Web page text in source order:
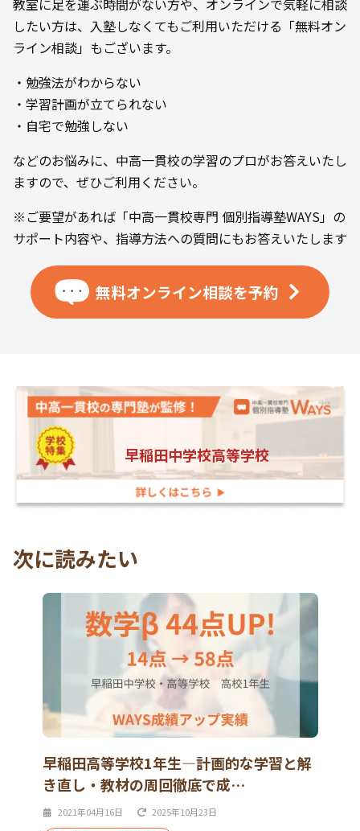
したい方は、入塾しなくてもご利用いただける「無料オン
ライン相談」もございます。
・勉強法がわからない
・学習計画が立てられない
・自宅で勉強しない
などのお悩みに、中高一貫校の学習のプロがお答えいたし
ますので、ぜひご利用ください。
※ご要望があれば「中高一貫校専門 個別指導塾WAYS」の
サポート内容や、指導方法への質問にもお答えいたします
無料オンライン相談を予約
早稲田中学校高等学校
次に読みたい
早稲田高等学校1年生―計画的な学習と解
き直し・教材の周回徹底で成…
2021年04月16日 2025年10月23日